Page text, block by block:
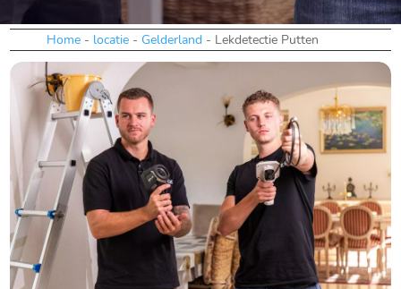
Home - locatie - Gelderland - Lekdetectie Putten